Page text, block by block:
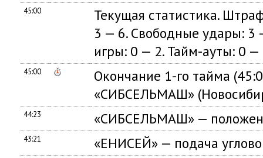
45:00
Текущая статистика.
3 — 6. Свободные удары: 3
игры: 0 — 2. Тайм-ауты: 0 —
45:00
Окончание 1-го тайма
«СИБСЕЛЬМАШ»
44:23 «СИБСЕЛЬМАШ» —
43:21 «ЕНИСЕЙ» — подача